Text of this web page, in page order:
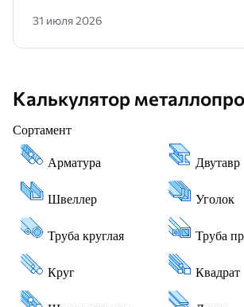
31 июля 2026
Калькулятор